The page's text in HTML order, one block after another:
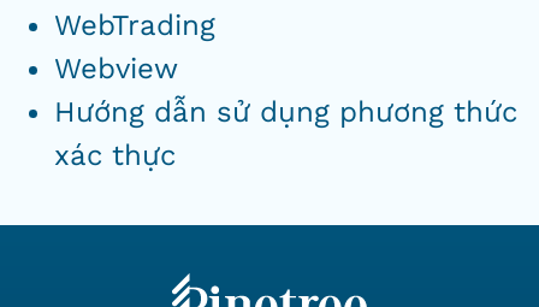
WebTrading
Webview
Hướng dẫn sử dụng phương thức
xác thực